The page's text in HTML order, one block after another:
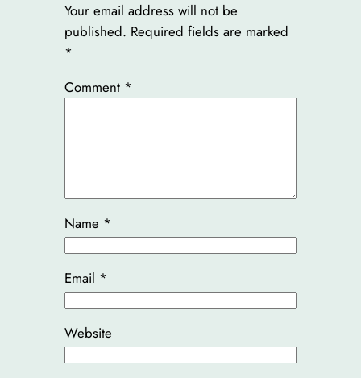
Your email address will not be
published. Required fields are marked
*
Comment *
Name *
Email *
Website